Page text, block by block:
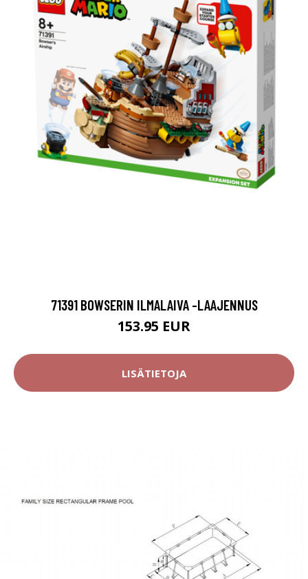
71391 BOWSERIN ILMALAIVA -LAAJENNUS
153.95 EUR
LISÄTIETOJA